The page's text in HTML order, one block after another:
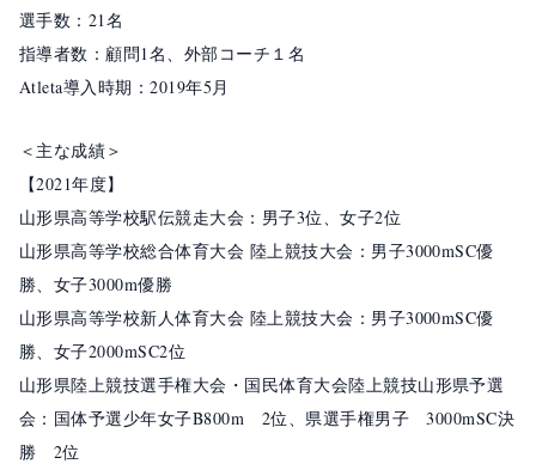
選手数：21名
指導者数：顧問1名、外部コーチ１名
Atleta導入時期：2019年5月
＜主な成績＞
【2021年度】
山形県高等学校駅伝競走大会：男子3位、女子2位
山形県高等学校総合体育大会 陸上競技大会：男子3000mSC優
勝、女子3000m優勝
山形県高等学校新人体育大会 陸上競技大会：男子3000mSC優
勝、女子2000mSC2位
山形県陸上競技選手権大会・国民体育大会陸上競技山形県予選
会：国体予選少年女子B800m 2位、県選手権男子 3000mSC決
勝 2位